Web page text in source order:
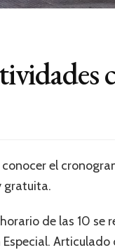
el
gratuita.
de las 10 se
Articulado